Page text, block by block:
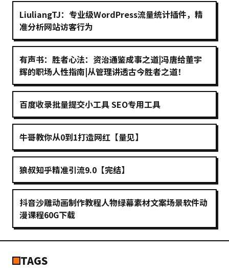
LiuliangTJ：专业级WordPress流量统计插件，精
准分析网站访客行为
有声书：胜者心法：资治通鉴成事之道|冯唐给董宇
辉的职场人性指南|从管理讲透古今胜者之道！
百度收录批量提交小工具 SEO专用工具
牛哥教你从0到1打造网红【量见】
狼叔知乎精准引流9.0【完结】
抖音沙雕动画制作教程人物绿幕素材文案场景软件动
漫课程60G下载
TAGS